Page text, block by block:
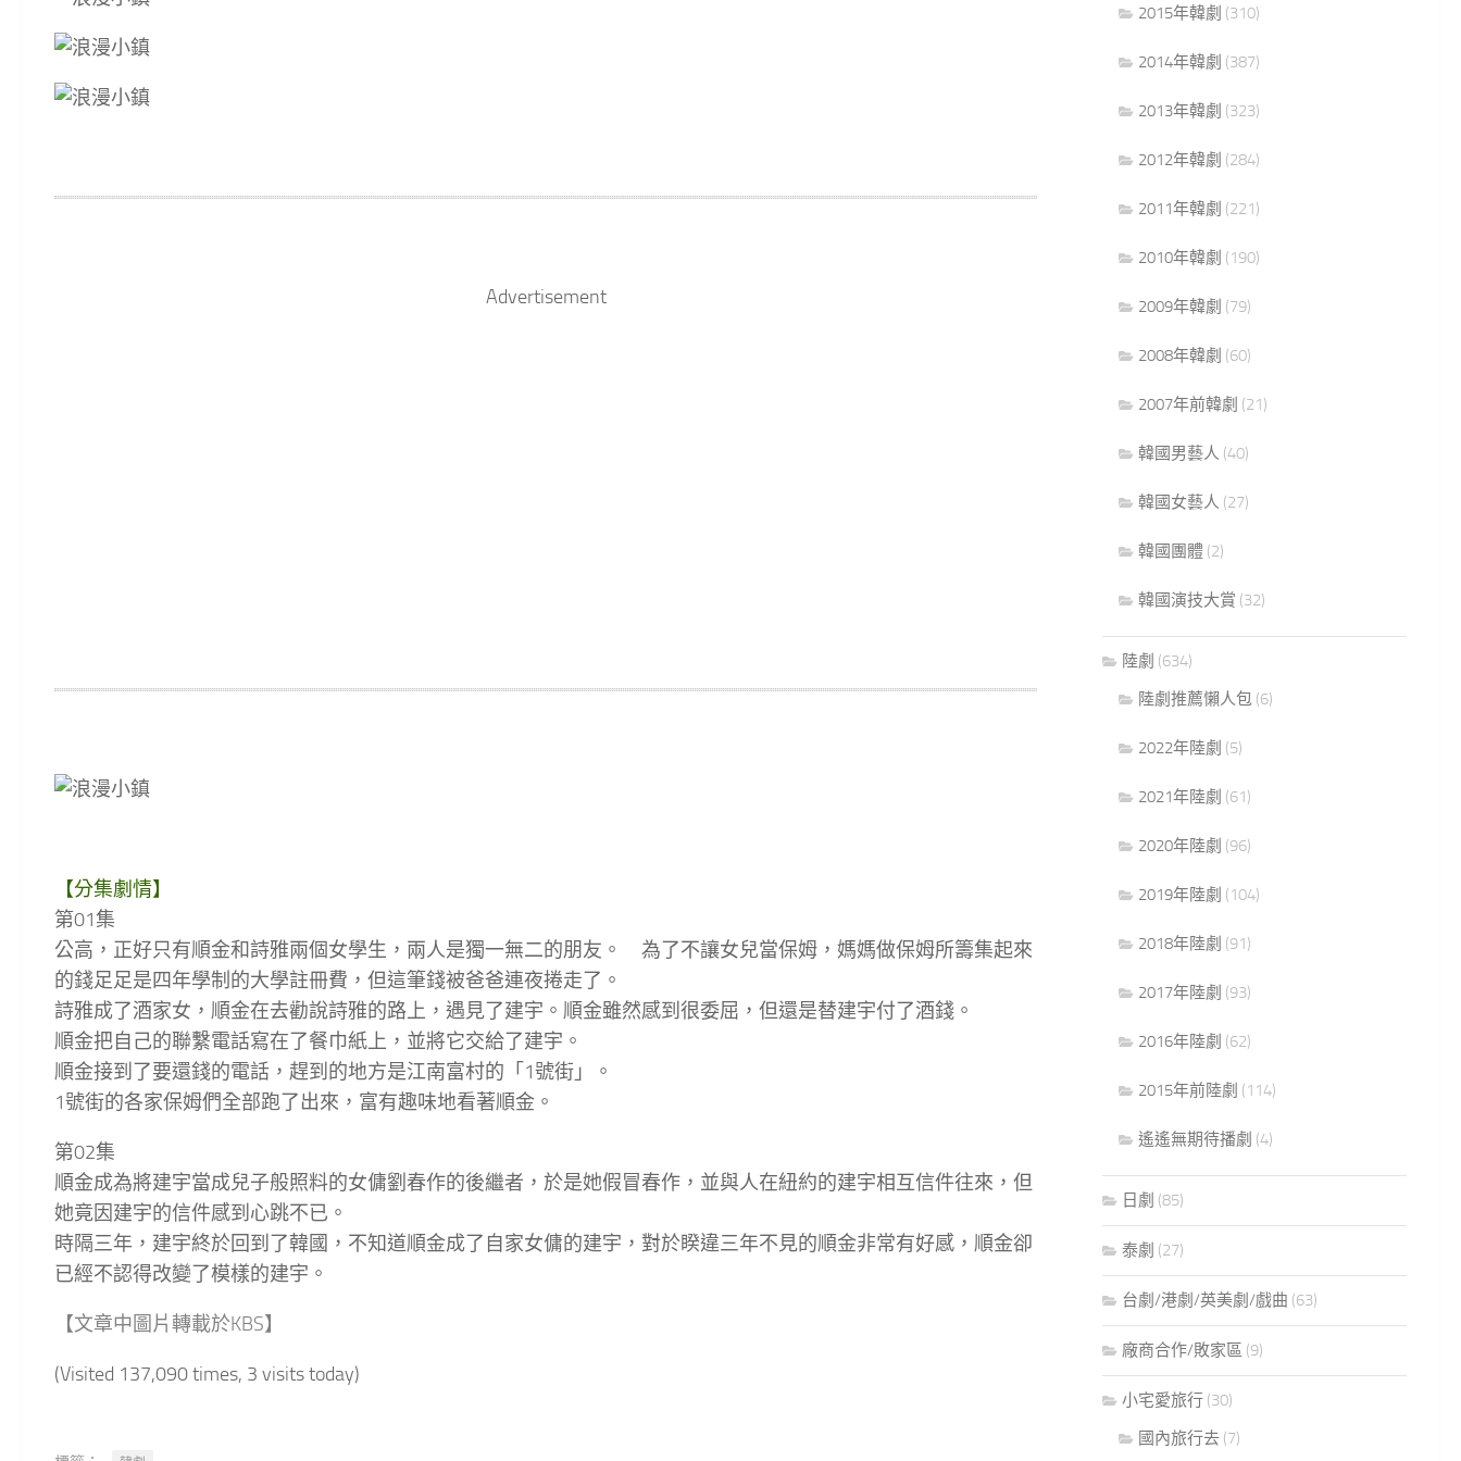
Advertisement
【分集劇情】
第01集
公高，正好只有順金和詩雅兩個女學生，兩人是獨一無二的朋友。 為了不讓女兒當保姆，媽媽做保姆所籌集起來
的錢足足是四年學制的大學註冊費，但這筆錢被爸爸連夜捲走了。
詩雅成了酒家女，順金在去勸說詩雅的路上，遇見了建宇。順金雖然感到很委屈，但還是替建宇付了酒錢。
順金把自己的聯繫電話寫在了餐巾紙上，並將它交給了建宇。
順金接到了要還錢的電話，趕到的地方是江南富村的「1號街」。
1號街的各家保姆們全部跑了出來，富有趣味地看著順金。
第02集
順金成為將建宇當成兒子般照料的女傭劉春作的後繼者，於是她假冒春作，並與人在紐約的建宇相互信件往來，但
她竟因建宇的信件感到心跳不已。
時隔三年，建宇終於回到了韓國，不知道順金成了自家女傭的建宇，對於睽違三年不見的順金非常有好感，順金卻
已經不認得改變了模樣的建宇。
【文章中圖片轉載於KBS】
(Visited 137,090 times, 3 visits today)
2015年韓劇 (310)
2014年韓劇 (387)
2013年韓劇 (323)
2012年韓劇 (284)
2011年韓劇 (221)
2010年韓劇 (190)
2009年韓劇 (79)
2008年韓劇 (60)
2007年前韓劇 (21)
韓國男藝人 (40)
韓國女藝人 (27)
韓國團體 (2)
韓國演技大賞 (32)
陸劇 (634)
陸劇推薦懶人包 (6)
2022年陸劇 (5)
2021年陸劇 (61)
2020年陸劇 (96)
2019年陸劇 (104)
2018年陸劇 (91)
2017年陸劇 (93)
2016年陸劇 (62)
2015年前陸劇 (114)
遙遙無期待播劇 (4)
日劇 (85)
泰劇 (27)
台劇/港劇/英美劇/戲曲 (63)
廠商合作/敗家區 (9)
小宅愛旅行 (30)
國內旅行去 (7)